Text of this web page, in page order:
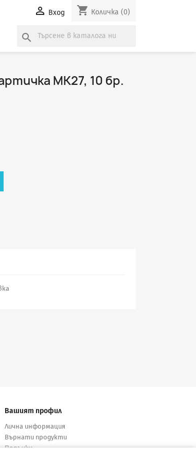
 Вход shopping_cart Количка (0)
search
МК27, 10 бр.
Вашият профил
Лична информация
Върнати продукти
Поръчки